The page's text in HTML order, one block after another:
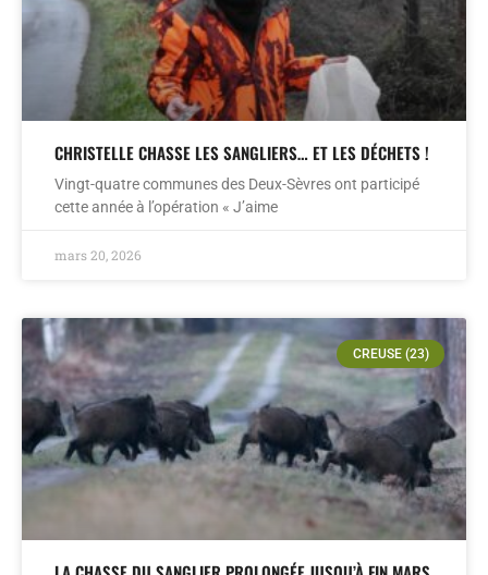
CHRISTELLE CHASSE LES SANGLIERS… ET LES DÉCHETS !
Vingt-quatre communes des Deux-Sèvres ont participé
cette année à l’opération « J’aime
mars 20, 2026
CREUSE (23)